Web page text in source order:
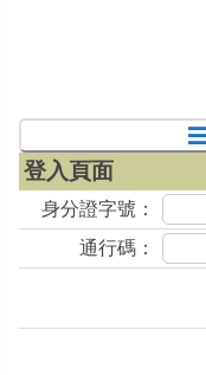
登入頁面
身分證字號：
通行碼：